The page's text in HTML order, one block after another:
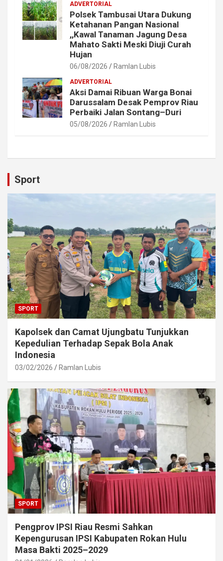
ADVERTORIAL
Polsek Tambusai Utara Dukung
Ketahanan Pangan Nasional
,,Kawal Tanaman Jagung Desa
Mahato Sakti Meski Diuji Curah
Hujan
06/08/2026 Ramlan Lubis
ADVERTORIAL
Aksi Damai Ribuan Warga Bonai
Darussalam Desak Pemprov Riau
Perbaiki Jalan Sontang–Duri
05/08/2026 Ramlan Lubis
Sport
SPORT
Kapolsek dan Camat Ujungbatu Tunjukkan
Kepedulian Terhadap Sepak Bola Anak
Indonesia
03/02/2026 Ramlan Lubis
SPORT
Pengprov IPSI Riau Resmi Sahkan
Kepengurusan IPSI Kabupaten Rokan Hulu
Masa Bakti 2025–2029